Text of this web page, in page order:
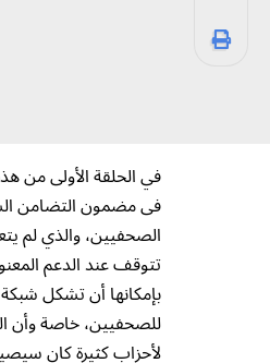
في الحلقة الأولى من
فى مضمون التضامن
الصحفيين، والذي لم
تتوقف عند الدعم
بإمكانها أن تشكل
للصحفيين، خاصة
لأحزاب كثيرة كان